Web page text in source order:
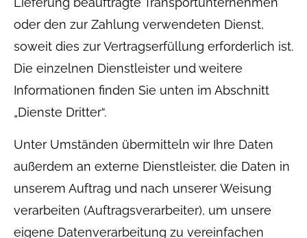
oder den zur Zahlung verwendeten Dienst,
soweit dies zur Vertragserfüllung erforderlich ist.
Die einzelnen Dienstleister und weitere
Informationen finden Sie unten im Abschnitt
„Dienste Dritter“.
Unter Umständen übermitteln wir Ihre Daten
außerdem an externe Dienstleister, die Daten in
unserem Auftrag und nach unserer Weisung
verarbeiten (Auftragsverarbeiter), um unsere
eigene Datenverarbeitung zu vereinfachen